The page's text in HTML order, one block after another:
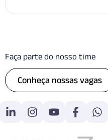
Faça parte do nosso time
Conheça nossas vagas